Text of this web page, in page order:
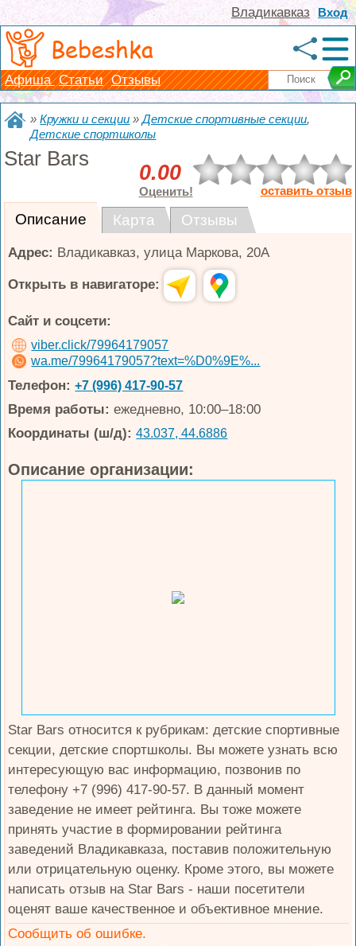
Вход
Владикавказ
Bebeshka
Афиша Статьи Отзывы
»Кружки и секции »Детские спортивные секции,
Детские спортшколы
Star Bars
0.00
Оценить! оставить отзыв
Описание Карта Отзывы
Адрес: Владикавказ,улица Маркова, 20А
Открыть в навигаторе:
Сайт и соцсети:
viber.click/79964179057
wa.me/79964179057?text=%D0%9E%...
Телефон: +7 (996) 417-90-57
Время работы: ежедневно, 10:00–18:00
Координаты (ш/д): 43.037, 44.6886
Описание организации:
Star Bars относится к рубрикам: детские спортивные
секции, детские спортшколы. Вы можете узнать всю
интересующую вас информацию, позвонив по
телефону +7 (996) 417-90-57. В данный момент
заведение не имеет рейтинга. Вы тоже можете
принять участие в формировании рейтинга
заведений Владикавказа, поставив положительную
или отрицательную оценку. Кроме этого, вы можете
написать отзыв на Star Bars - наши посетители
оценят ваше качественное и объективное мнение.
Сообщить об ошибке.